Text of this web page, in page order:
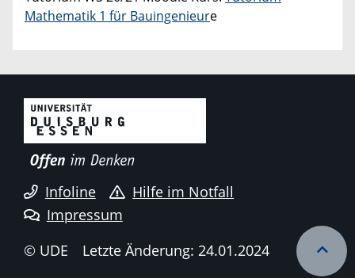
Mathematik 1 für Bauingenieure
Infoline
Hilfe im Notfall
Impressum
© UDE
Letzte Änderung: 24.01.2024